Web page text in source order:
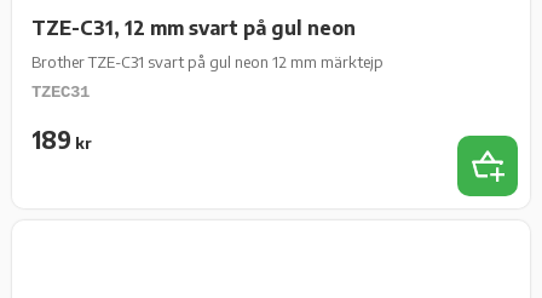
TZE-C31, 12 mm svart på gul neon
Brother TZE-C31 svart på gul neon 12 mm märktejp
TZEC31
189 kr